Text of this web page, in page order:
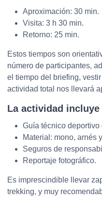
Aproximación: 30 min.
Visita: 3 h 30 min.
Retorno: 25 min.
Estos tiempos son
número de participantes,
el tiempo del briefing,
actividad total nos llevará
La actividad incluye
Guía técnico
Material: mono, arnés
Seguros de
Reportaje fotográfico.
Es imprescindible llevar
trekking, y muy